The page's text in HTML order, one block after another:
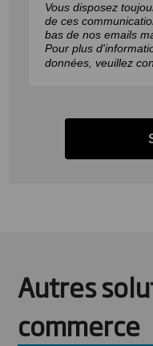
Vous disposez
de ces
bas de nos emails
Pour plus
données, veuillez
Autres
commerce